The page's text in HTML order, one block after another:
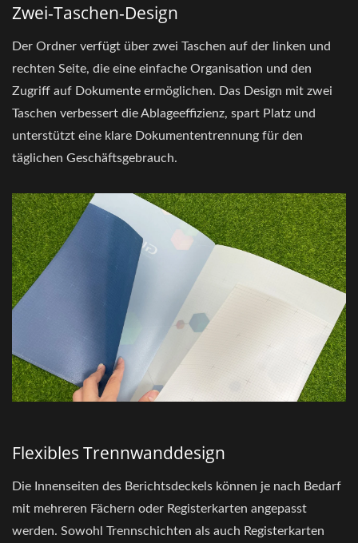
Zwei-Taschen-Design
Der Ordner verfügt über zwei Taschen auf der linken und
rechten Seite, die eine einfache Organisation und den
Zugriff auf Dokumente ermöglichen. Das Design mit zwei
Taschen verbessert die Ablageeffizienz, spart Platz und
unterstützt eine klare Dokumententrennung für den
täglichen Geschäftsgebrauch.
Flexibles Trennwanddesign
Die Innenseiten des Berichtsdeckels können je nach Bedarf
mit mehreren Fächern oder Registerkarten angepasst
werden. Sowohl Trennschichten als auch Registerkarten